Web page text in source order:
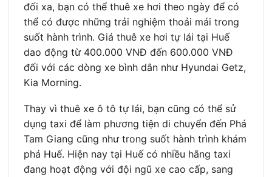
đối xa, bạn có thể thuê xe hơi theo ngày để có
thể có được những trải nghiệm thoải mái trong
suốt hành trình. Giá thuê xe hơi tự lái tại Huế
dao động từ 400.000 VNĐ đến 600.000 VNĐ
đối với các dòng xe bình dân như Hyundai Getz,
Kia Morning.
Thay vì thuê xe ô tô tự lái, bạn cũng có thể sử
dụng taxi để làm phương tiện di chuyển đến Phá
Tam Giang cũng như trong suốt hành trình khám
phá Huế. Hiện nay tại Huế có nhiều hãng taxi
đang hoạt động với đội ngũ xe cao cấp, sang